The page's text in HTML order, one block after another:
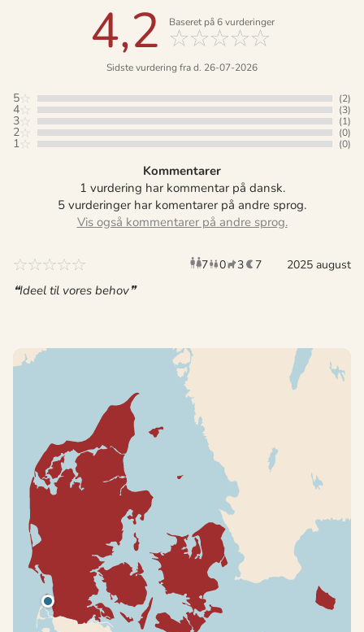
4,2 Baseret på6vurderinger
Sidste vurdering fra d. 26-07-2026
5 (2)
4 (3)
3 (1)
2 (0)
1 (0)
Kommentarer
1 vurdering har kommentar på dansk.
5 vurderinger har komentarer på andre sprog.
7 voksne
0 børn
3 husdyr
7 2025 august
Ideel til vores behov